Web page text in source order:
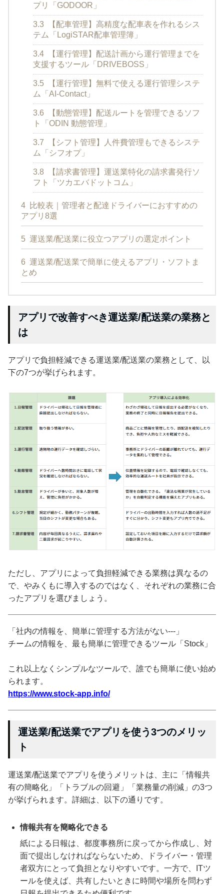
プリ「GODOOR」
3.3
【配車管理】高精度な配車表を作れるシス
テム「LogiSTAR配車管理簿」
3.4
【運行管理】配送計画から運行管理までを
支援するツール「DRIVEBOSS」
3.5
【運行管理】無料で使える運行管理システ
ム「AI-Contact」
3.6
【動態管理】配送ルートを管理できるソフ
ト「ODIN 動態管理」
3.7
【シフト管理】人件費管理もできるシステ
ム「シフオプ」
3.8
【請求書管理】運送業特化の請求書発行ソ
フト「ツカエバドットコム」
4 比較表｜管理者と配達ドライバーにおすすめの
アプリ8選
5 運送業/配送業に役立つアプリの選定ポイント
6 運送業/配送業で簡単に使えるアプリ・ソフトま
とめ
アプリで改善すべき運送業/配送業の業務と
は
アプリで負担軽減できる運送業/配送業の業務として、以
下の7つが挙げられます。
ただし、アプリによって負担軽減できる業務は異なるの
で、やみくもに導入するのではなく、それぞれの業務に合
ったアプリを選びましょう。
「社内の情報を、簡単に管理する方法がない---」
チームの情報を、最も簡単に管理できるツール「Stock」
これ以上なくシンプルなツールで、誰でも簡単に使い始め
られます。
https://www.stock-app.info/
運送業/配送業でアプリを使う3つのメリッ
ト
運送業/配送業でアプリを使うメリットは、主に「情報共
有の簡略化」「トラブルの回避」「業務量の削減」の3つ
が挙げられます。詳細は、以下の通りです。
情報共有を簡略化できる
紙による日報は、都度事務所に戻ってから作成し、対
面で提出しなければならないため、ドライバー・管理
者双方にとって負担となりやすいです。一方で、ITツ
ールを使えば、共有したいときに時間や場所を問わず